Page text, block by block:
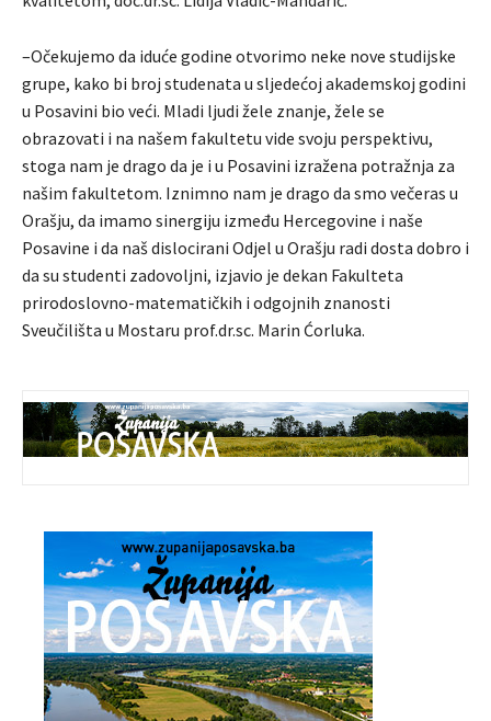
–Očekujemo da iduće godine otvorimo neke nove studijske
grupe, kako bi broj studenata u sljedećoj akademskoj godini
u Posavini bio veći. Mladi ljudi žele znanje, žele se
obrazovati i na našem fakultetu vide svoju perspektivu,
stoga nam je drago da je i u Posavini izražena potražnja za
našim fakultetom. Iznimno nam je drago da smo večeras u
Orašju, da imamo sinergiju između Hercegovine i naše
Posavine i da naš dislocirani Odjel u Orašju radi dosta dobro i
da su studenti zadovoljni, izjavio je dekan Fakulteta
prirodoslovno-matematičkih i odgojnih znanosti
Sveučilišta u Mostaru prof.dr.sc. Marin Ćorluka.